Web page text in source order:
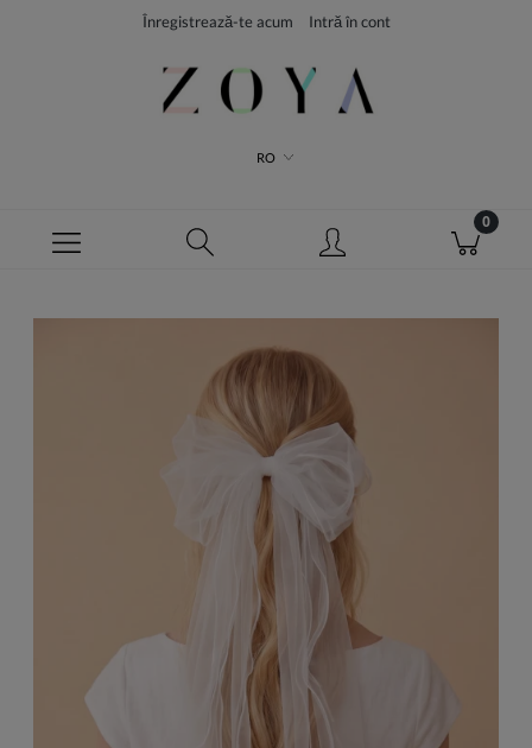
Înregistrează-te acum Intră în cont
RO